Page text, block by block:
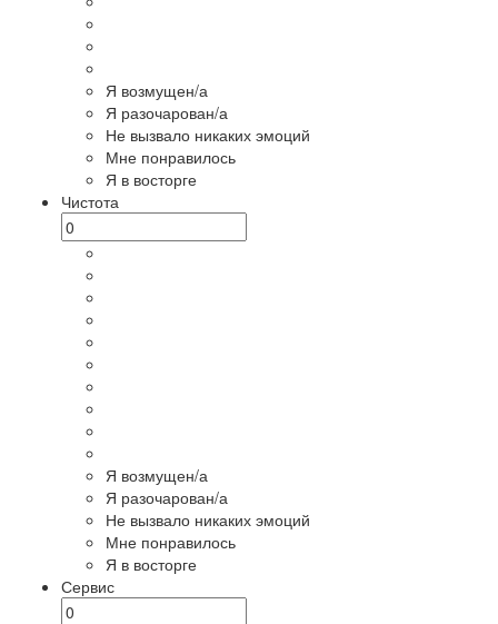
Я возмущен/а
Я разочарован/а
Не вызвало никаких эмоций
Мне понравилось
Я в восторге
Чистота
Я возмущен/а
Я разочарован/а
Не вызвало никаких эмоций
Мне понравилось
Я в восторге
Сервис